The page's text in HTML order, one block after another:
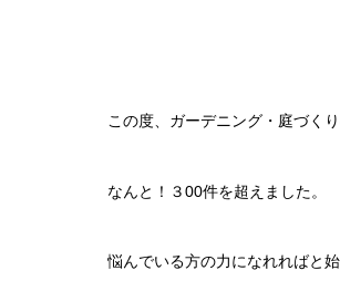
この度、ガーデニング・庭づく
なんと！３00件を超えました。
悩んでいる方の力になれればと始